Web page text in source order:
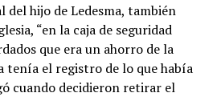
del hijo de Ledesma, también
“en la caja de seguridad
que era un ahorro de la
tenía el registro de lo que había
cuando decidieron retirar el